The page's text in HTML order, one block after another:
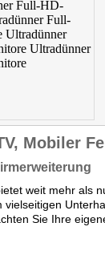
Mobiler
weit mehr als
Sie Ihre